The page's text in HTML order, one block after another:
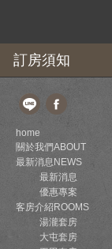
訂房須知
home
關於我們ABOUT
最新消息NEWS
最新消息
優惠專案
客房介紹ROOMS
湯瀧套房
大屯套房